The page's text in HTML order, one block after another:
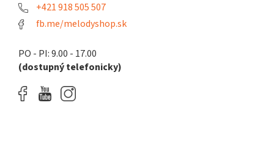
+421 918 505 507
fb.me/melodyshop.sk
PO - PI: 9.00 - 17.00
(dostupný telefonicky)